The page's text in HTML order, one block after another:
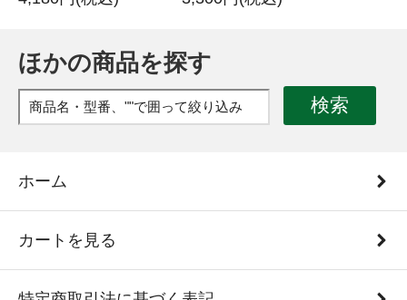
ほかの商品を探す
検索
ホーム
カートを見る